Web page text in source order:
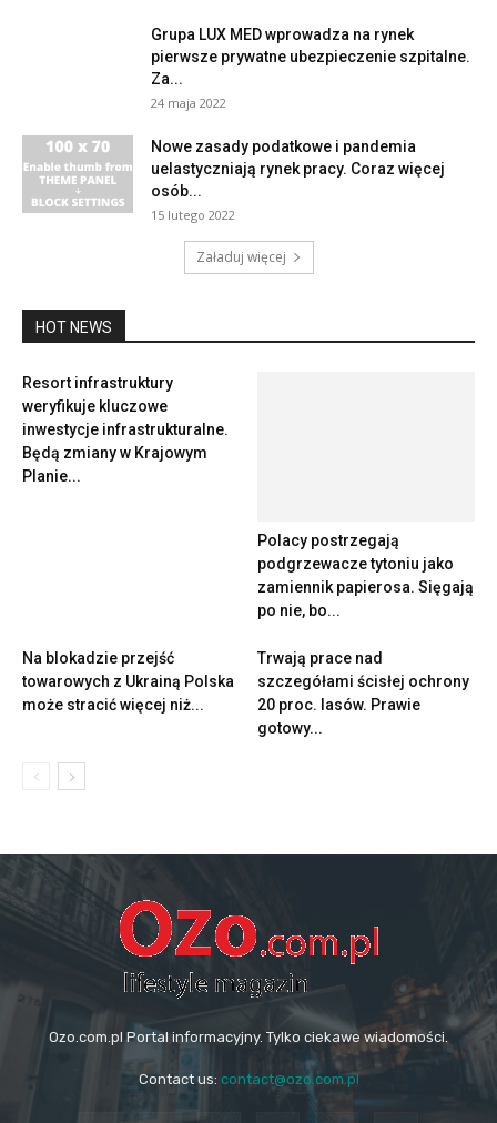
Grupa LUX MED wprowadza na rynek
pierwsze prywatne ubezpieczenie szpitalne.
Za...
24 maja 2022
Nowe zasady podatkowe i pandemia
uelastyczniają rynek pracy. Coraz więcej
osób...
15 lutego 2022
Załaduj więcej
HOT NEWS
Resort infrastruktury
weryfikuje kluczowe
inwestycje infrastrukturalne.
Będą zmiany w Krajowym
Planie...
Polacy postrzegają
podgrzewacze tytoniu jako
zamiennik papierosa. Sięgają
po nie, bo...
Na blokadzie przejść
towarowych z Ukrainą Polska
może stracić więcej niż...
Trwają prace nad
szczegółami ścisłej ochrony
20 proc. lasów. Prawie
gotowy...
Ozo.com.pl Portal informacyjny. Tylko ciekawe wiadomości.
Contact us: contact@ozo.com.pl